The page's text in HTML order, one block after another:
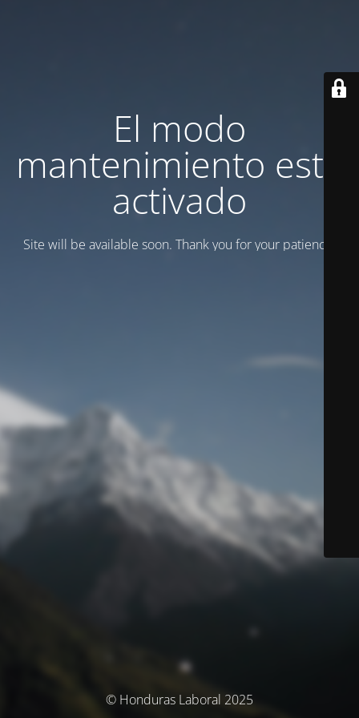
El modo
mantenimiento está
activado
Site will be available soon. Thank you for your patience!
© Honduras Laboral 2025